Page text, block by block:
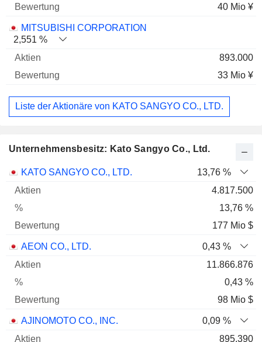
40 Mio ¥
MITSUBISHI CORPORATION
2,551 %
893.000
33 Mio ¥
Liste der Aktionäre von KATO SANGYO CO., LTD.
Unternehmensbesitz: Kato Sangyo Co., Ltd.
Name Aktien % Bewertung
KATO SANGYO CO., LTD.
13,76 %
4.817.500
13,76 %
177 Mio $
AEON CO., LTD.
0,43 %
11.866.876
0,43 %
98 Mio $
AJINOMOTO CO., INC.
0,09 %
895.390